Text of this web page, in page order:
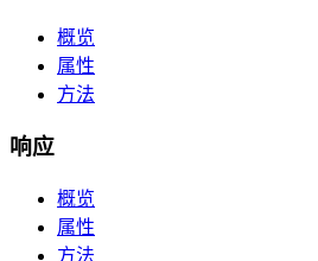
概览
属性
方法
响应
概览
属性
方法